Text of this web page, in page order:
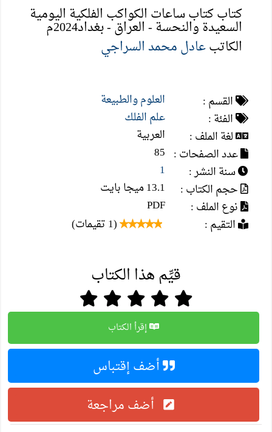
كتاب كتاب ساعات الكواكب الفلكية اليومية
السعيدة والنحسة - العراق - بغداد2024م
الكاتبعادل محمد السراجي
القسم :
العلوم والطبيعة
الفئة :
علم الفلك
لغة الملف :
العربية
عدد الصفحات : 85
سنة النشر :
1
حجم الكتاب :
13.1 ميجا بايت
نوع الملف :
PDF
التقيم :
(1 تقيمات)
قيِّم هذا الكتاب
إقرأ الكتاب
أضف إقتباس
أضف مراجعة